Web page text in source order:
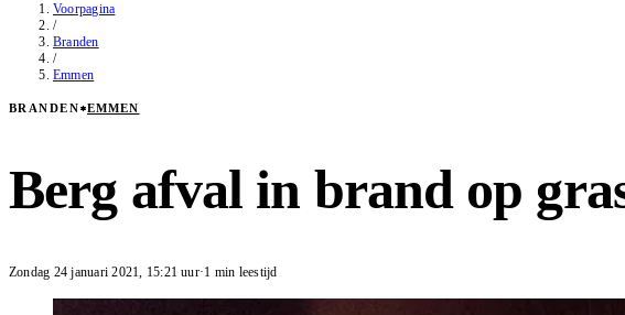
Voorpagina
/
Branden
/
Emmen
BRANDEN EMMEN
Berg afval in brand op
Zondag 24 januari 2021, 15:21uur·1 min leestijd